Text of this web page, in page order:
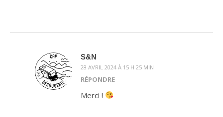
S&N
28 AVRIL 2024 À 15 H 25 MIN
RÉPONDRE
Merci !